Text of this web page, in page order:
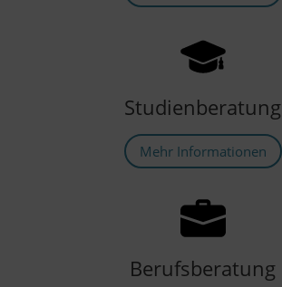
Studienberatung
Mehr Informationen
Berufsberatung